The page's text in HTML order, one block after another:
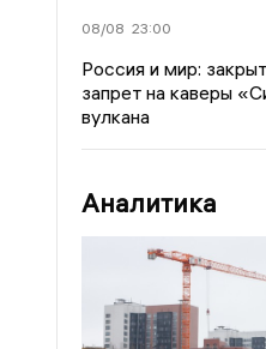
08/08 23:00
Россия и мир:
запрет на каверы
вулкана
Аналитика